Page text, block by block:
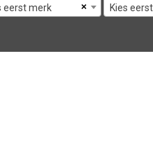
×
eerst merk